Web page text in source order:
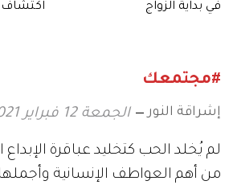
في بداية الزواج
اكتشاف
#مجتمعك
إشراقة النور الجمعة 12 فبراير 2021 12:33
لم يُخلد الحب كتخليد عباقرة الإبداع
من أهم العواطف الإنسانية